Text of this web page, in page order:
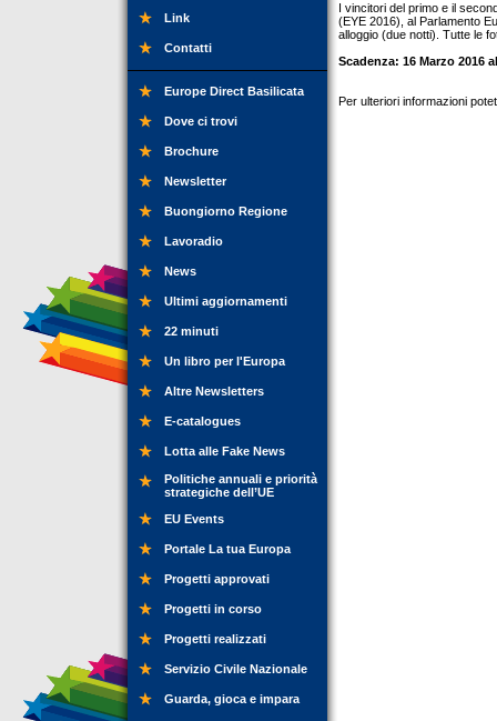
Link
Contatti
Europe Direct Basilicata
Dove ci trovi
Brochure
Newsletter
Buongiorno Regione
Lavoradio
News
Ultimi aggiornamenti
22 minuti
Un libro per l'Europa
Altre Newsletters
E-catalogues
Lotta alle Fake News
Politiche annuali e priorità
strategiche dell’UE
EU Events
Portale La tua Europa
Progetti approvati
Progetti in corso
Progetti realizzati
Servizio Civile Nazionale
Guarda, gioca e impara
I vincitori del primo e il
(EYE 2016), al Parlamento
alloggio (due notti). Tutte le
Scadenza: 16 Marzo 2016
Per ulteriori informazioni